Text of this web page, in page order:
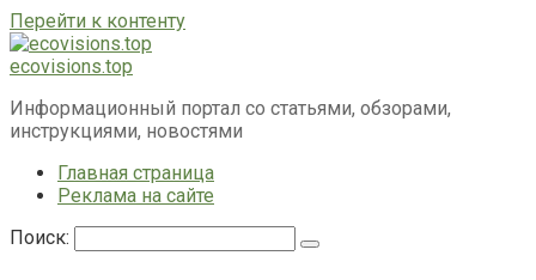
Перейти к контенту
ecovisions.top
Информационный портал со статьями, обзорами,
инструкциями, новостями
Главная страница
Реклама на сайте
Поиск: